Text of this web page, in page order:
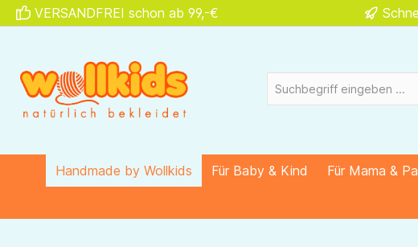
Zur Hauptnavigation springen
VERSANDFREI schon ab 99,-€
Handmade by Wollkids Für Baby & Kind Für Mama &